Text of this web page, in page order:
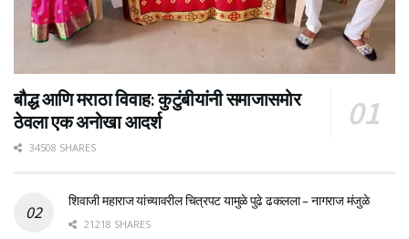
बौद्ध आणि मराठा विवाह: कुटुंबीयांनी समाजासमोर
ठेवला एक अनोखा आदर्श
34508 SHARES
शिवाजी महाराज यांच्यावरील चित्रपट यामुळे पुढे ढकलला – नागराज मंजुळे
21218 SHARES